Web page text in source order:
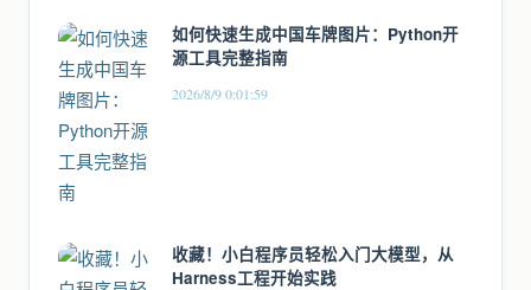
如何快速生成中国车牌图片：Python开
源工具完整指南
2026/8/9 0:01:59
收藏！小白程序员轻松入门大模型，从
Harness工程开始实践